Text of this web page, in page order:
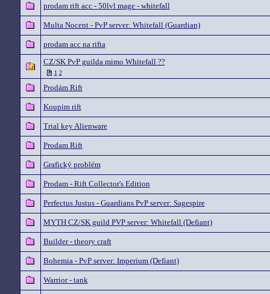
prodam rift acc - 50lvl mage - whitefall
Multa Nocent - PvP server: Whitefall (Guardian)
prodam acc na rifta
CZ/SK PvP guilda mimo Whitefall ??
1 2
Prodám Rift
Koupim rift
Trial key Alienware
Prodam Rift
Grafický problém
Prodam - Rift Collector's Edition
Perfectus Justus - Guardians PvP server: Sagespire
MYTH CZ/SK guild PVP server: Whitefall (Defiant)
Builder - theory craft
Bohemia - PvP server: Imperium (Defiant)
Warrior - tank